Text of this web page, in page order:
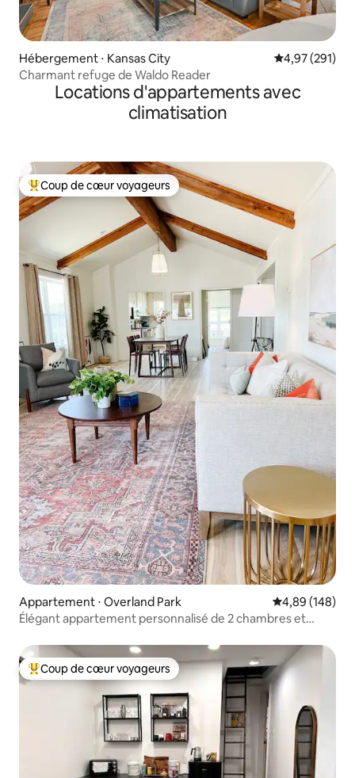
Hébergement ⋅ Kansas City Évaluation
4,97 (291)
Charmant refuge de Waldo Reader
Locations d'appartements avec
climatisation
Coups de cœur voyageurs les plus appréciés
Coup de cœur voyageurs
Appartement ⋅ Overland Park Évaluation
4,89 (148)
Élégant appartement personnalisé de 2 chambres et
Coups de cœur voyageurs les plus appréciés
Coup de cœur voyageurs